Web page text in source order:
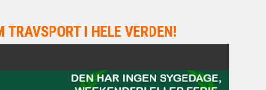
TRAVSPORT I HELE VERDEN!